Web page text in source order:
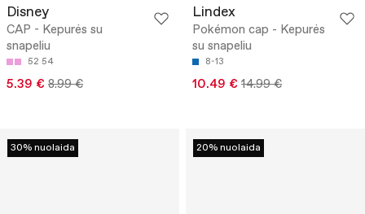
Disney
CAP - Kepurės su
snapeliu
52 54
5.39 € 8.99 €
Lindex
Pokémon cap - Kepurės
su snapeliu
8-13
10.49 € 14.99 €
30% nuolaida 20% nuolaida